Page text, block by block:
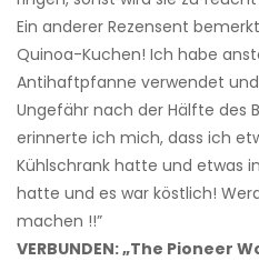
Ein anderer Rezensent
Quinoa-Kuchen! Ich habe
Antihaftpfanne verwendet
Ungefähr nach der Hälfte des
erinnerte ich mich, dass ich
Kühlschrank hatte und etwas
hatte und es war köstlich!
machen !!”
VERBUNDEN: „The Pioneer